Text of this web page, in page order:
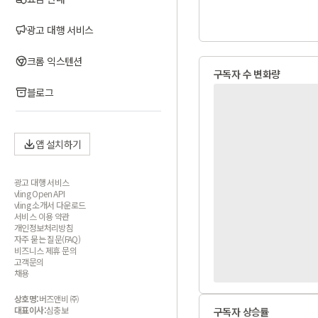
광고 대행 서비스
크롬 익스텐션
블로그
앱 설치하기
광고 대행 서비스
vling Open API
vling 소개서 다운로드
서비스 이용 약관
개인정보처리방침
자주 묻는 질문(FAQ)
비즈니스 제휴 문의
고객문의
채용
상호명:버즈앤비 ㈜
대표이사:심충보
구독자 수 변화량
구독자 상승률